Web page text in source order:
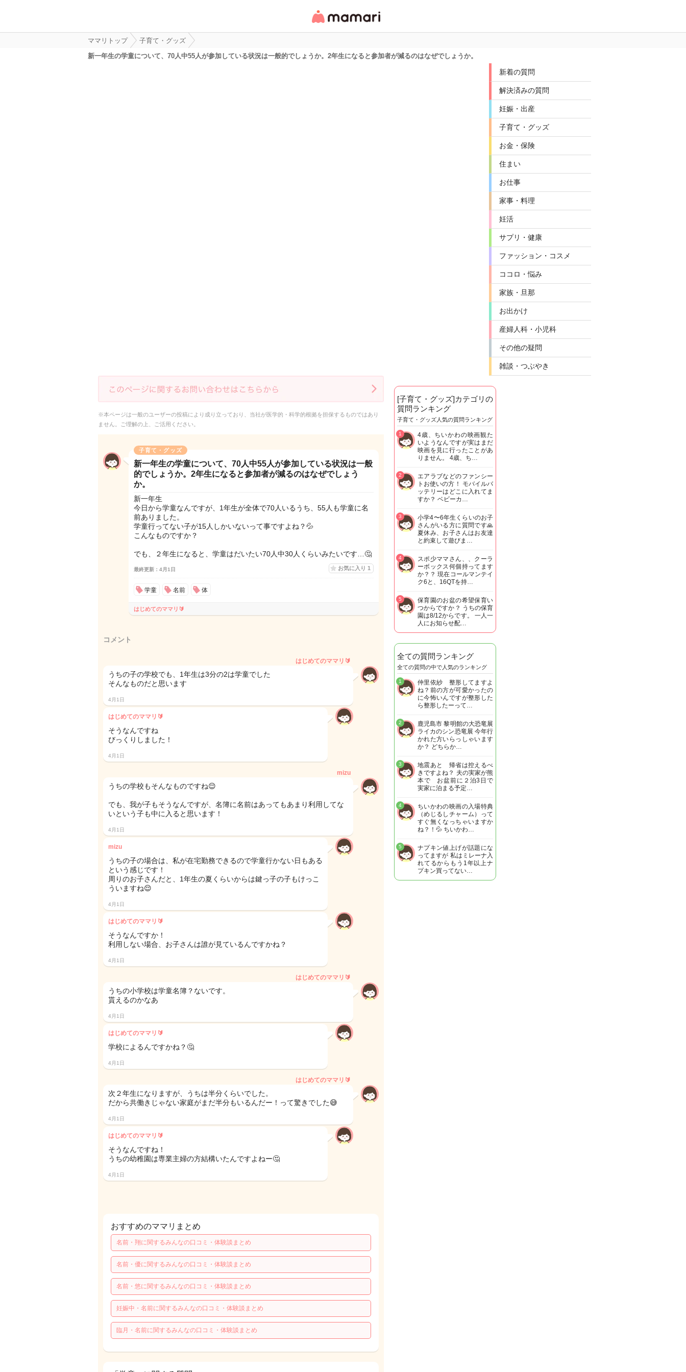
リ・情報サイト
ママリトップ
子育て・グッズ
新一年生の学童について、70人中55人が参加している状況は一般的でしょうか。2年生になると参加者が減るのはなぜでしょうか。
新着の質問
解決済みの質問
妊娠・出産
子育て・グッズ
お金・保険
住まい
お仕事
家事・料理
妊活
サプリ・健康
ファッション・コスメ
ココロ・悩み
家族・旦那
お出かけ
産婦人科・小児科
その他の疑問
雑談・つぶやき
※本ページは一般のユーザーの投稿により成り立っており、当社が医学的・科学的根拠を担保するものではあり
ません。ご理解の上、ご活用ください。
子育て・グッズ
新一年生の学童について、70人中55人が参加している状況は一般
的でしょうか。2年生になると参加者が減るのはなぜでしょう
か。
新一年生
今日から学童なんですが、1年生が全体で70人いるうち、55人も学童に名
前ありました。
学童行ってない子が15人しかいないって事ですよね？💦
こんなものですか？
でも、２年生になると、学童はだいたい70人中30人くらいみたいです…🤔
最終更新：4月1日 お気に入り 1
学童 名前 体
はじめてのママリ🔰
コメント
はじめてのママリ🔰
うちの子の学校でも、1年生は3分の2は学童でした
そんなものだと思います
4月1日
はじめてのママリ🔰
そうなんですね
びっくりしました！
4月1日
mizu
うちの学校もそんなものですね😌
でも、我が子もそうなんですが、名簿に名前はあってもあまり利用してな
いという子も中に入ると思います！
4月1日
mizu
うちの子の場合は、私が在宅勤務できるので学童行かない日もある
という感じです！
周りのお子さんだと、1年生の夏くらいからは鍵っ子の子もけっこ
ういますね😌
4月1日
はじめてのママリ🔰
そうなんですか！
利用しない場合、お子さんは誰が見ているんですかね？
4月1日
はじめてのママリ🔰
うちの小学校は学童名簿？ないです。
貰えるのかなあ
4月1日
はじめてのママリ🔰
学校によるんですかね？🤔
4月1日
はじめてのママリ🔰
次２年生になりますが、うちは半分くらいでした。
だから共働きじゃない家庭がまだ半分もいるんだー！って驚きでした😅
4月1日
はじめてのママリ🔰
そうなんですね！
うちの幼稚園は専業主婦の方結構いたんですよねー🤔
4月1日
おすすめのママリまとめ
名前・翔に関するみんなの口コミ・体験談まとめ
名前・優に関するみんなの口コミ・体験談まとめ
名前・悠に関するみんなの口コミ・体験談まとめ
妊娠中・名前に関するみんなの口コミ・体験談まとめ
臨月・名前に関するみんなの口コミ・体験談まとめ
[子育て・グッズ]カテゴリの
質問ランキング
子育て・グッズ人気の質問ランキング
4歳、ちいかわの映画観た
いようなんですが実はまだ
映画を見に行ったことがあ
りません。 4歳、ち…
1
エアラブなどのファンシー
トお使いの方！ モバイルバ
ッテリーはどこに入れてま
すか？ ベビーカ…
2
小学4〜6年生くらいのお子
さんがいる方に質問です🙏
夏休み、お子さんはお友達
と約束して遊びま…
3
スポ少ママさん、、クーラ
ーボックス何個持ってます
か？？ 現在コールマンテイ
ク6と、16QTを持…
4
保育園のお盆の希望保育い
つからですか？ うちの保育
園は8/12からです。 一人一
人にお知らせ配…
5
全ての質問ランキング
全ての質問の中で人気のランキング
仲里依紗 整形してますよ
ね？前の方が可愛かったの
に今怖いんですが整形した
ら整形したーって…
1
鹿児島市 黎明館の大恐竜展
ライカのシン恐竜展 今年行
かれた方いらっしゃいます
か？ どちらか…
2
地震あと 帰省は控えるべ
きですよね？ 夫の実家が熊
本で お盆前に２泊3日で
実家に泊まる予定…
3
ちいかわの映画の入場特典
（めじるしチャーム）って
すぐ無くなっちゃいますか
ね？！💦 ちいかわ…
4
ナプキン値上げが話題にな
ってますが 私はミレーナ入
れてるからもう1年以上ナ
プキン買ってない…
5